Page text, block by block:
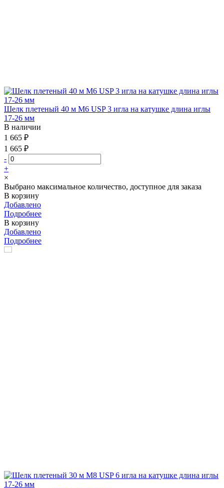
Шелк плетеный 40 м М6 USP 3 игла на катушке длина иглы
17-26 мм
В наличии
1 665 ₽
1 665 ₽
-
+
×
Выбрано максимальное количество, доступное для заказа
В корзину
Добавлено
Подробнее
В корзину
Добавлено
Подробнее